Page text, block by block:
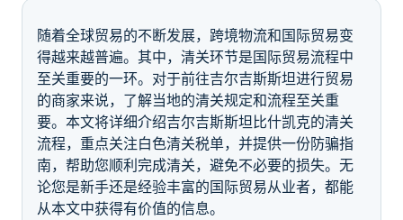
随着全球贸易的不断发展，跨境物流和国际贸易变
得越来越普遍。其中，清关环节是国际贸易流程中
至关重要的一环。对于前往吉尔吉斯斯坦进行贸易
的商家来说，了解当地的清关规定和流程至关重
要。本文将详细介绍吉尔吉斯斯坦比什凯克的清关
流程，重点关注白色清关税单，并提供一份防骗指
南，帮助您顺利完成清关，避免不必要的损失。无
论您是新手还是经验丰富的国际贸易从业者，都能
从本文中获得有价值的信息。